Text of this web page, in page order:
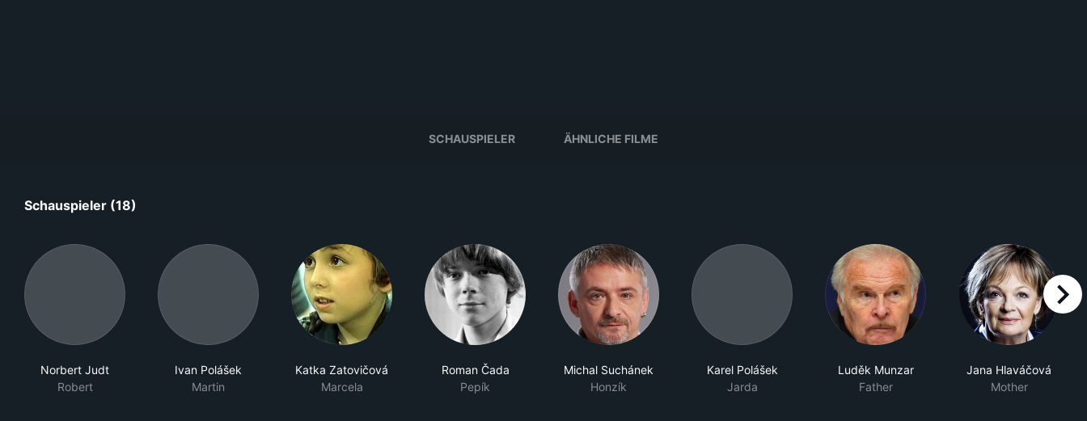
SCHAUSPIELER ÄHNLICHE FILME
Schauspieler (18)
Norbert Judt
Robert
Ivan Polášek
Martin
Katka Zatovičová
Marcela
Roman Čada
Pepík
Michal Suchánek
Honzík
Karel Polášek
Jarda
Luděk Munzar
Father
Jana Hlaváčová
Mother
right